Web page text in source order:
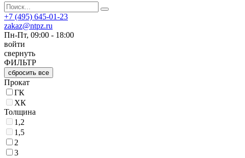
+7 (495) 645-01-23
zakaz@ntpz.ru
Пн-Пт, 09:00 - 18:00
войти
свернуть
ФИЛЬТР
сбросить все
Прокат
ГК
ХК
Толщина
1,2
1,5
2
3